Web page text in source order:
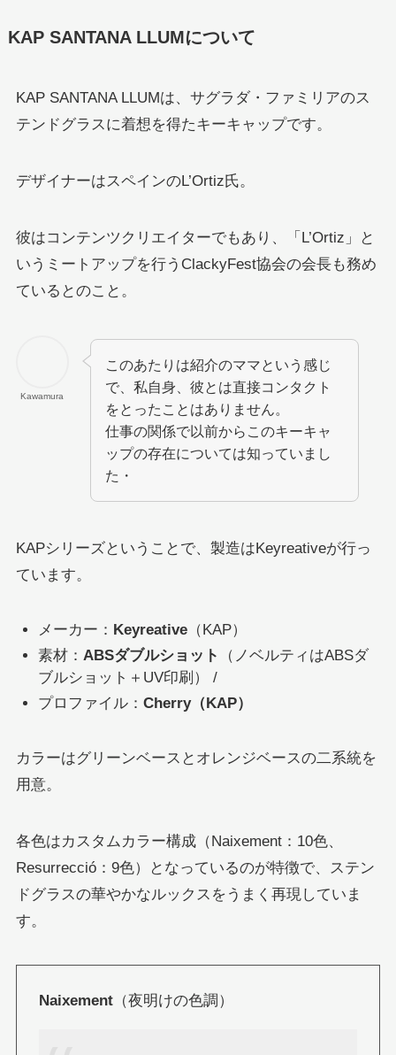
KAP SANTANA LLUMについて
KAP SANTANA LLUMは、サグラダ・ファミリアのス
テンドグラスに着想を得たキーキャップです。
デザイナーはスペインのL’Ortiz氏。
彼はコンテンツクリエイターでもあり、「L’Ortiz」と
いうミートアップを行うClackyFest協会の会長も務め
ているとのこと。
Kawamura
このあたりは紹介のママという感じ
で、私自身、彼とは直接コンタクト
をとったことはありません。
仕事の関係で以前からこのキーキャ
ップの存在については知っていまし
た・
KAPシリーズということで、製造はKeyreativeが行っ
ています。
メーカー： Keyreative （KAP）
素材：ABSダブルショット
（ノベルティはABSダ
ブルショット＋UV印刷） /
プロファイル：Cherry（KAP）
カラーはグリーンベースとオレンジベースの二系統を
用意。
各色はカスタムカラー構成（Naixement：10色、
Resurrecció：9色）となっているのが特徴で、ステン
ドグラスの華やかなルックスをうまく再現していま
す。
Naixement （夜明けの色調）